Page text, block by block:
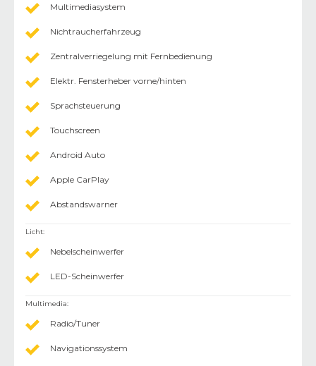
Multimediasystem
Nichtraucherfahrzeug
Zentralverriegelung mit Fernbedienung
Elektr. Fensterheber vorne/hinten
Sprachsteuerung
Touchscreen
Android Auto
Apple CarPlay
Abstandswarner
Licht:
Nebelscheinwerfer
LED-Scheinwerfer
Multimedia:
Radio/Tuner
Navigationssystem